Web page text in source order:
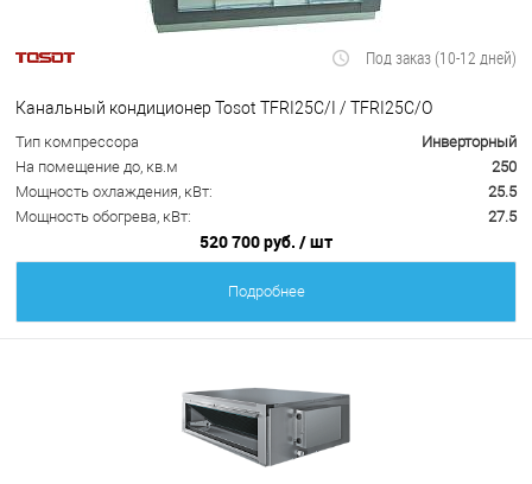
Под заказ (10-12 дней)
Канальный кондиционер Tosot TFRI25C/I / TFRI25C/O
Тип компрессора
Инверторный
На помещение до, кв.м
250
Мощность охлаждения, кВт:
25.5
Мощность обогрева, кВт:
27.5
520 700 руб. / шт
Подробнее